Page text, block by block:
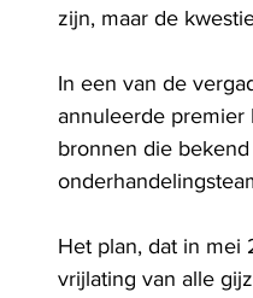
zijn, maar de
In een van de
annuleerde premier
bronnen die
Het plan, dat in mei
vrijlating van alle